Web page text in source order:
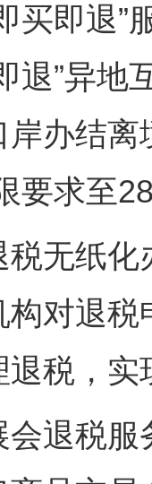
即退”服
退”异地
办结离
要求至
纸化
对退
税，
税服